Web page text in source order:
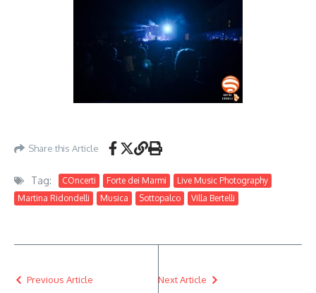
Share this Article
Tag: COncerti Forte dei Marmi
Live Music Photography
Martina Ridondelli
Musica Sottopalco Villa Bertelli
Previous Article Next Article